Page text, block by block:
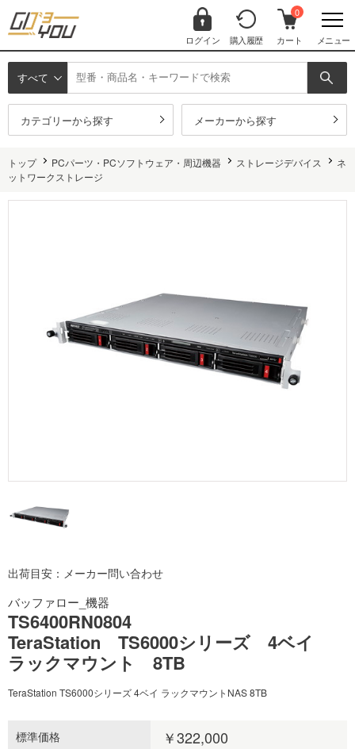
ログイン 購入履歴
0
カート メニュー
すべて
カテゴリーから探す メーカーから探す
トップ PCパーツ・PCソフトウェア・周辺機器 ストレージデバイス
ネ
ットワークストレージ
出荷目安：メーカー問い合わせ
バッファロー_機器
TS6400RN0804
TeraStation TS6000シリーズ 4ベイ
ラックマウント 8TB
TeraStation TS6000シリーズ 4ベイ ラックマウントNAS 8TB
標準価格 ￥322,000